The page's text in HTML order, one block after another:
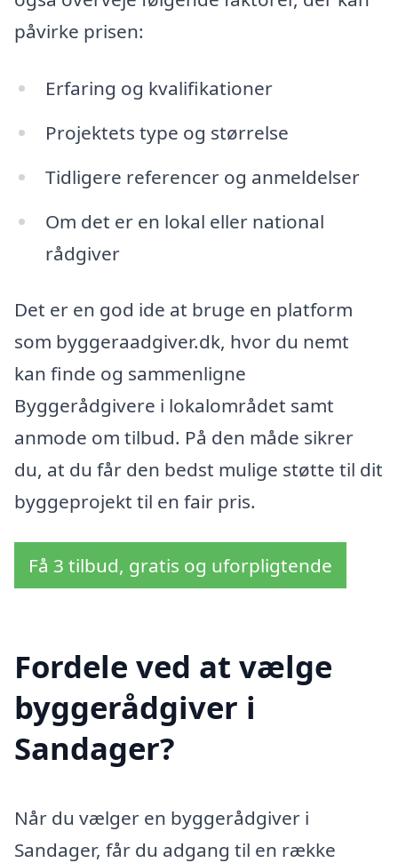
påvirke prisen:
Erfaring og kvalifikationer
Projektets type og størrelse
Tidligere referencer og anmeldelser
Om det er en lokal eller national
rådgiver
Det er en god ide at bruge en platform
som byggeraadgiver.dk, hvor du nemt
kan finde og sammenligne
Byggerådgivere i lokalområdet samt
anmode om tilbud. På den måde sikrer
du, at du får den bedst mulige støtte til dit
byggeprojekt til en fair pris.
Få 3 tilbud, gratis og uforpligtende
Fordele ved at vælge
byggerådgiver i
Sandager?
Når du vælger en byggerådgiver i
Sandager, får du adgang til en række